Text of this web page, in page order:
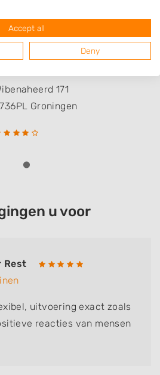
171
Groningen
u voor
Rest
uitvoering exact zoals
reacties van mensen
Accept all
Deny